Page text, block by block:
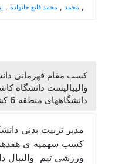
محمد , محمد قانع خانواده , ,
کسب مقام قهرمانی
والیبالیست دانشگاه
دانشگاههای منطقه 6 کشور
مدیر تربیت بدنی
کسب سهمیه ی
ورزشی تیم والیبال